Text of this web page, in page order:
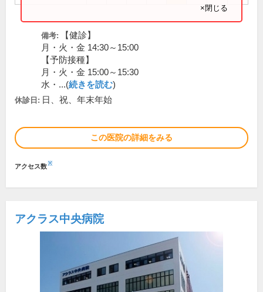
×閉じる
備考:
【健診】
月・火・金 14:30～15:00
【予防接種】
月・火・金 15:00～15:30
水・...(続きを読む)
休診日: 日、祝、年末年始
この医院の詳細をみる
アクセス数※
アクラス中央病院